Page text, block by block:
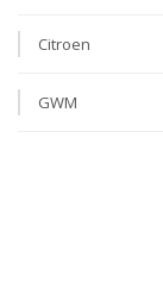
Citroen
GWM